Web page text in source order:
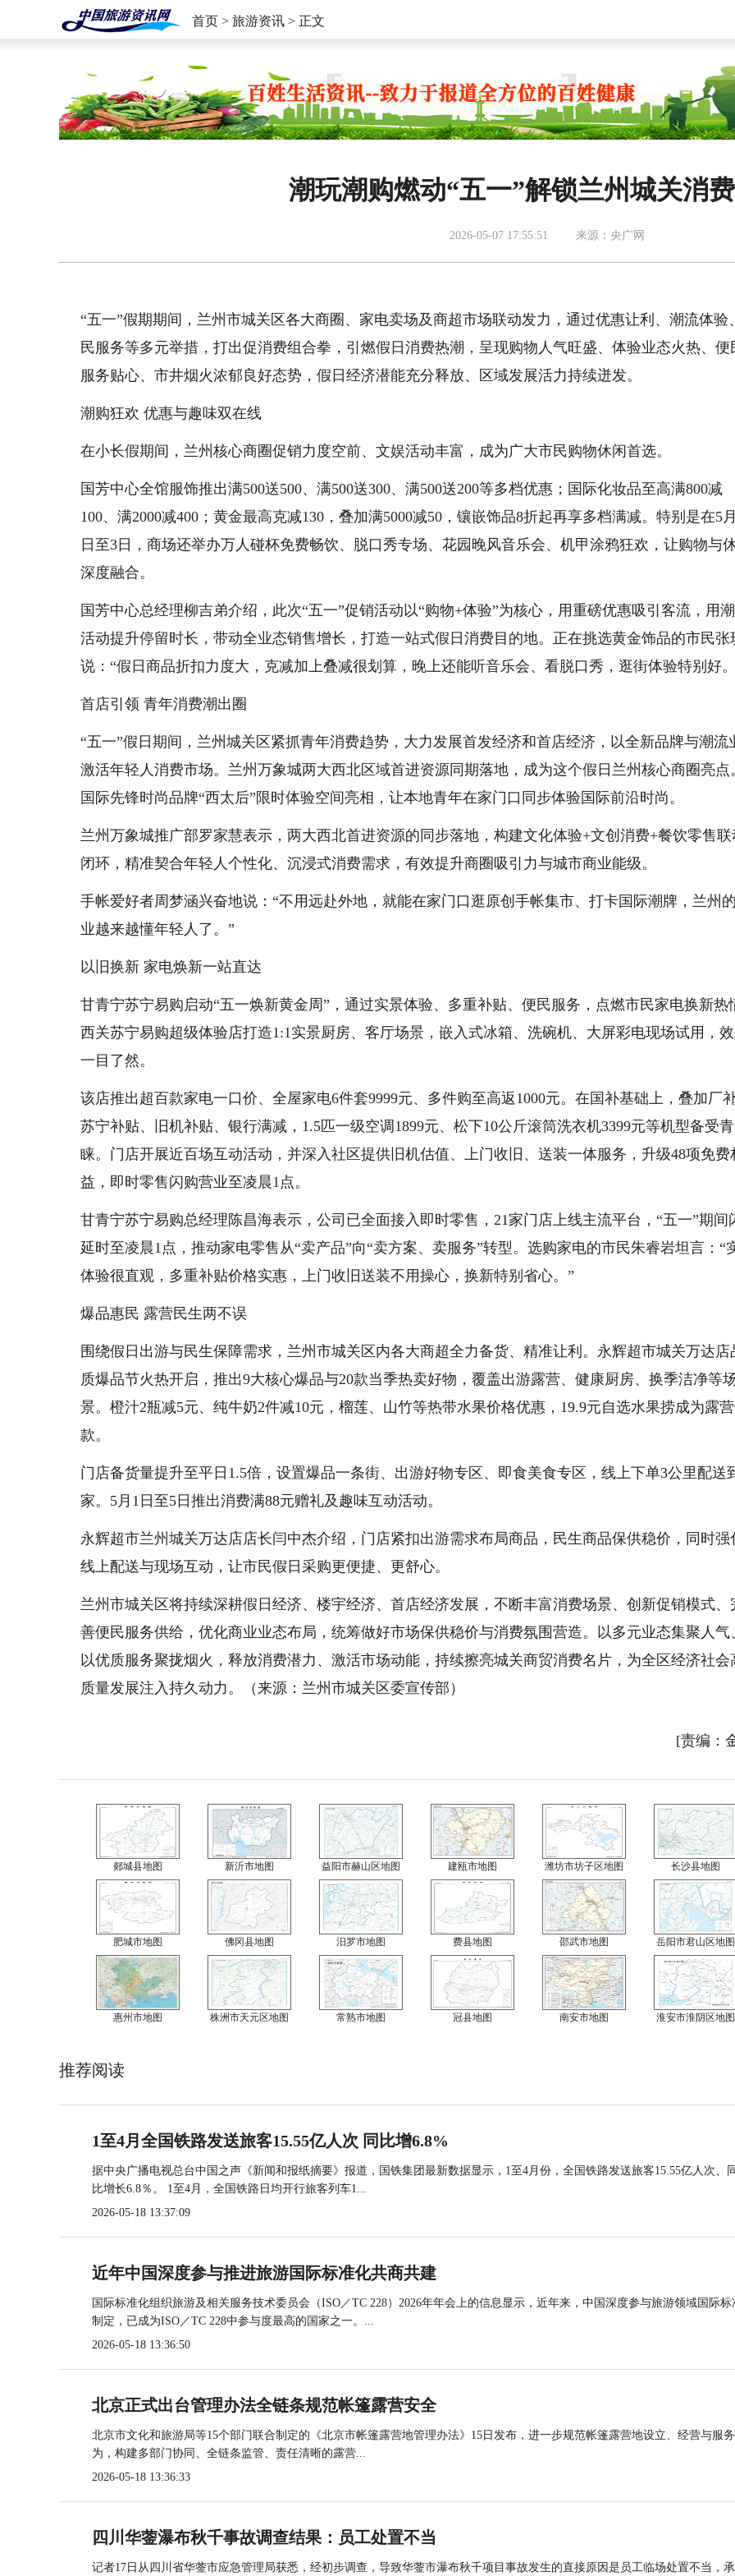
首页 > 旅游资讯 > 正文
潮玩潮购燃动“五一”解锁兰州城关消
2026-05-07 17:55:51 来源：央广网
“五一”假期期间，兰州市城关区各大商圈、家电卖场及商超市场联动发力，通过优惠让利、潮流体验
民服务等多元举措，打出促消费组合拳，引燃假日消费热潮，呈现购物人气旺盛、体验业态火热、便
服务贴心、市井烟火浓郁良好态势，假日经济潜能充分释放、区域发展活力持续迸发。
潮购狂欢 优惠与趣味双在线
在小长假期间，兰州核心商圈促销力度空前、文娱活动丰富，成为广大市民购物休闲首选。
国芳中心全馆服饰推出满500送500、满500送300、满500送200等多档优惠；国际化妆品至高满800减
100、满2000减400；黄金最高克减130，叠加满5000减50，镶嵌饰品8折起再享多档满减。特别是在5
日至3日，商场还举办万人碰杯免费畅饮、脱口秀专场、花园晚风音乐会、机甲涂鸦狂欢，让购物与
深度融合。
国芳中心总经理柳吉弟介绍，此次“五一”促销活动以“购物+体验”为核心，用重磅优惠吸引客流，用
活动提升停留时长，带动全业态销售增长，打造一站式假日消费目的地。正在挑选黄金饰品的市民张
说：“假日商品折扣力度大，克减加上叠减很划算，晚上还能听音乐会、看脱口秀，逛街体验特别好
首店引领 青年消费潮出圈
“五一”假日期间，兰州城关区紧抓青年消费趋势，大力发展首发经济和首店经济，以全新品牌与潮流
激活年轻人消费市场。兰州万象城两大西北区域首进资源同期落地，成为这个假日兰州核心商圈亮点
国际先锋时尚品牌“西太后”限时体验空间亮相，让本地青年在家门口同步体验国际前沿时尚。
兰州万象城推广部罗家慧表示，两大西北首进资源的同步落地，构建文化体验+文创消费+餐饮零售联
闭环，精准契合年轻人个性化、沉浸式消费需求，有效提升商圈吸引力与城市商业能级。
手帐爱好者周梦涵兴奋地说：“不用远赴外地，就能在家门口逛原创手帐集市、打卡国际潮牌，兰州
业越来越懂年轻人了。”
以旧换新 家电焕新一站直达
甘青宁苏宁易购启动“五一焕新黄金周”，通过实景体验、多重补贴、便民服务，点燃市民家电换新热
西关苏宁易购超级体验店打造1:1实景厨房、客厅场景，嵌入式冰箱、洗碗机、大屏彩电现场试用，
一目了然。
该店推出超百款家电一口价、全屋家电6件套9999元、多件购至高返1000元。在国补基础上，叠加厂补
苏宁补贴、旧机补贴、银行满减，1.5匹一级空调1899元、松下10公斤滚筒洗衣机3399元等机型备受青
睐。门店开展近百场互动活动，并深入社区提供旧机估值、上门收旧、送装一体服务，升级48项免费
益，即时零售闪购营业至凌晨1点。
甘青宁苏宁易购总经理陈昌海表示，公司已全面接入即时零售，21家门店上线主流平台，“五一”期间
延时至凌晨1点，推动家电零售从“卖产品”向“卖方案、卖服务”转型。选购家电的市民朱睿岩坦言：“
体验很直观，多重补贴价格实惠，上门收旧送装不用操心，换新特别省心。”
爆品惠民 露营民生两不误
围绕假日出游与民生保障需求，兰州市城关区内各大商超全力备货、精准让利。永辉超市城关万达店
质爆品节火热开启，推出9大核心爆品与20款当季热卖好物，覆盖出游露营、健康厨房、换季洁净等
景。橙汁2瓶减5元、纯牛奶2件减10元，榴莲、山竹等热带水果价格优惠，19.9元自选水果捞成为露
款。
门店备货量提升至平日1.5倍，设置爆品一条街、出游好物专区、即食美食专区，线上下单3公里配送
家。5月1日至5日推出消费满88元赠礼及趣味互动活动。
永辉超市兰州城关万达店店长闫中杰介绍，门店紧扣出游需求布局商品，民生商品保供稳价，同时强
线上配送与现场互动，让市民假日采购更便捷、更舒心。
兰州市城关区将持续深耕假日经济、楼宇经济、首店经济发展，不断丰富消费场景、创新促销模式、
善便民服务供给，优化商业业态布局，统筹做好市场保供稳价与消费氛围营造。以多元业态集聚人气
以优质服务聚拢烟火，释放消费潜力、激活市场动能，持续擦亮城关商贸消费名片，为全区经济社会
质量发展注入持久动力。（来源：兰州市城关区委宣传部）
[责编：
郯城县地图 新沂市地图 益阳市赫山区地图 建瓯市地图 潍坊市坊子区地图 长沙县地图
肥城市地图 佛冈县地图 汨罗市地图 费县地图 邵武市地图 岳阳市君山区地图
惠州市地图 株洲市天元区地图 常熟市地图 冠县地图 南安市地图 淮安市淮阴区地图
推荐阅读
1至4月全国铁路发送旅客15.55亿人次 同比增6.8%
据中央广播电视总台中国之声《新闻和报纸摘要》报道，国铁集团最新数据显示，1至4月份，全国铁路发送旅客15.55亿人次、同
比增长6.8％。 1至4月，全国铁路日均开行旅客列车1...
2026-05-18 13:37:09
近年中国深度参与推进旅游国际标准化共商共建
国际标准化组织旅游及相关服务技术委员会（ISO／TC 228）2026年年会上的信息显示，近年来，中国深度参与旅游领域国际标
制定，已成为ISO／TC 228中参与度最高的国家之一。...
2026-05-18 13:36:50
北京正式出台管理办法全链条规范帐篷露营安全
北京市文化和旅游局等15个部门联合制定的《北京市帐篷露营地管理办法》15日发布，进一步规范帐篷露营地设立、经营与服
为，构建多部门协同、全链条监管、责任清晰的露营...
2026-05-18 13:36:33
四川华蓥瀑布秋千事故调查结果：员工处置不当
记者17日从四川省华蓥市应急管理局获悉，经初步调查，导致华蓥市瀑布秋千项目事故发生的直接原因是员工临场处置不当，